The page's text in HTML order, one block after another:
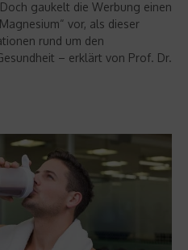
gaukelt die Werbung einen
vor, als dieser
rund um den
– erklärt von Prof. Dr.